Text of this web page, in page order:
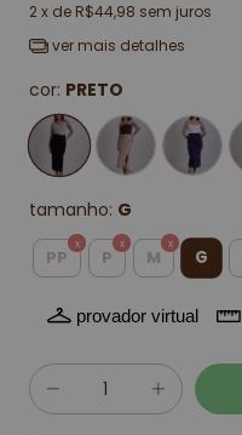
2x de R$44,98 sem juros
ver mais detalhes
cor: PRETO
tamanho: G
PP P M G
provador virtual